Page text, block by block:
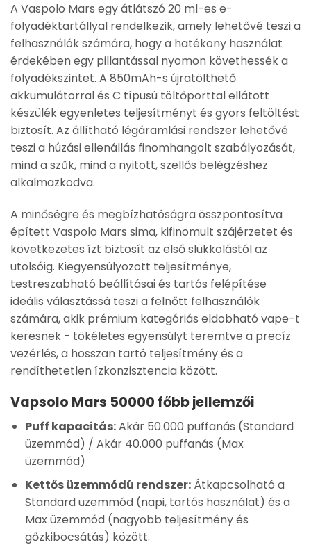
A Vaspolo Mars egy átlátszó 20 ml-es e-
folyadéktartállyal rendelkezik, amely lehetővé teszi a
felhasználók számára, hogy a hatékony használat
érdekében egy pillantással nyomon követhessék a
folyadékszintet. A 850mAh-s újratölthető
akkumulátorral és C típusú töltőporttal ellátott
készülék egyenletes teljesítményt és gyors feltöltést
biztosít. Az állítható légáramlási rendszer lehetővé
teszi a húzási ellenállás finomhangolt szabályozását,
mind a szűk, mind a nyitott, szellős belégzéshez
alkalmazkodva.
A minőségre és megbízhatóságra összpontosítva
épített Vaspolo Mars sima, kifinomult szájérzetet és
következetes ízt biztosít az első slukkolástól az
utolsóig. Kiegyensúlyozott teljesítménye,
testreszabható beállításai és tartós felépítése
ideális választássá teszi a felnőtt felhasználók
számára, akik prémium kategóriás eldobható vape-t
keresnek - tökéletes egyensúlyt teremtve a precíz
vezérlés, a hosszan tartó teljesítmény és a
rendíthetetlen ízkonzisztencia között.
Vapsolo Mars 50000 főbb jellemzői
Puff kapacitás:Akár 50.000 puffanás (Standard
üzemmód) / Akár 40.000 puffanás (Max
üzemmód)
Kettős üzemmódú rendszer:Átkapcsolható a
Standard üzemmód (napi, tartós használat) és a
Max üzemmód (nagyobb teljesítmény és
gőzkibocsátás) között.